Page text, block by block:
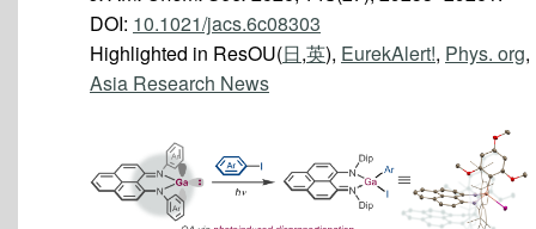
DOI: 10.1021/jacs.6c08303
Highlighted in ResOU(日,英), EurekAlert!, Phys. org,
Asia Research News